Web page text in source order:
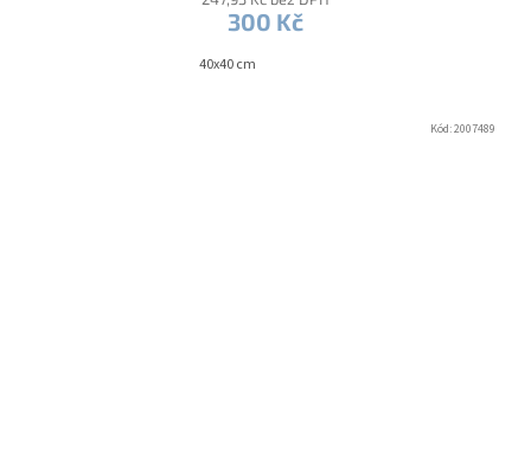
300 Kč
40x40 cm
Kód:2007489